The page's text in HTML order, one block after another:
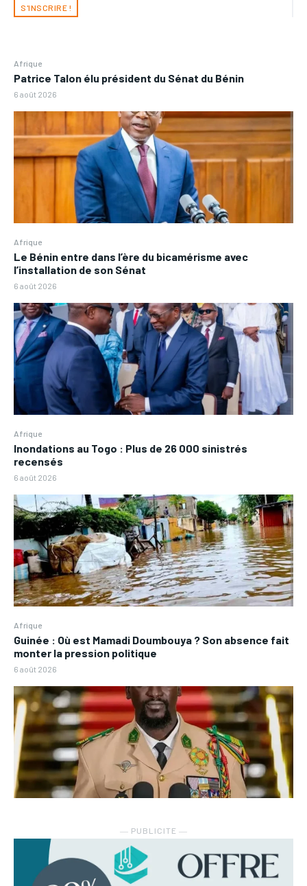
S'INSCRIRE !
Afrique
Patrice Talon élu président du Sénat du Bénin
6 août 2026
Afrique
Le Bénin entre dans l’ère du bicamérisme avec
l’installation de son Sénat
6 août 2026
Afrique
Inondations au Togo : Plus de 26 000 sinistrés
recensés
6 août 2026
Afrique
Guinée : Où est Mamadi Doumbouya ? Son absence fait
monter la pression politique
6 août 2026
― PUBLICITE ―